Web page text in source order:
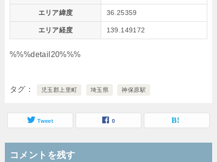
エリア緯度 36.25359
エリア経度 139.149172
%%%detail20%%%
タグ 児玉郡上里町 埼玉県 神保原駅
Tweet 0
コメントを残す